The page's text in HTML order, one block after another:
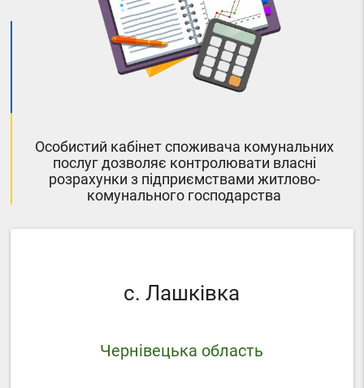
Особистий кабінет споживача комунальних
послуг дозволяє контролювати власні
розрахунки з підприємствами житлово-
комунального господарства
с. Лашківка
Чернівецька область